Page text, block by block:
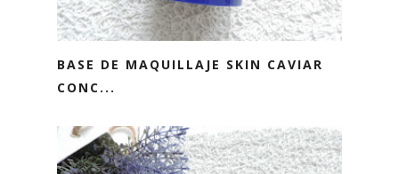
BASE DE MAQUILLAJE SKIN CAVIAR
CONC...